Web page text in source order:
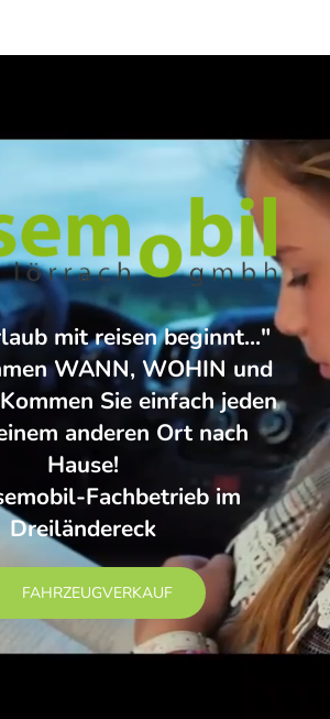
Fahrzeugverkauf
Vermietung
Service
Über Uns
Kontakt
Schweizer Kunden
Messen
mit reisen beginnt..."
WANN, WOHIN und
Sie einfach jeden
anderen Ort nach
Hause!
Fachbetrieb im
Dreiländereck
FAHRZEUGVERKAUF